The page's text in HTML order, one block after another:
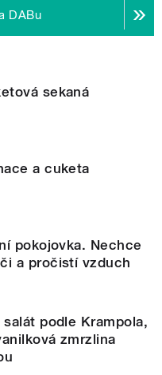
DABu
sekaná
a cuketa
pokojovka. Nechce
a pročistí vzduch
podle Krampola,
zmrzlina